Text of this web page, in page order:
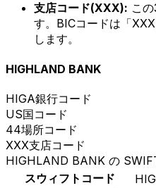
支店コード(XXX): こ
す。BICコードは「
します。
HIGHLAND BANK
HIGA銀行コード
US国コード
44場所コード
XXX支店コード
HIGHLAND BANK の
スウィフトコード